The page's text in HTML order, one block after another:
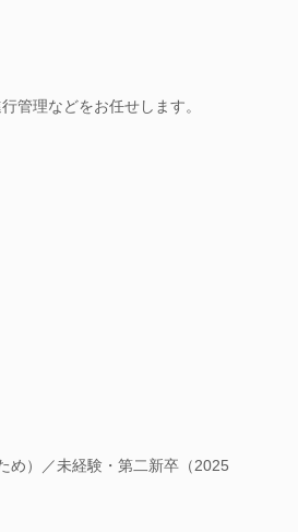
管理などをお任せします。
め）／未経験・第二新卒（2025